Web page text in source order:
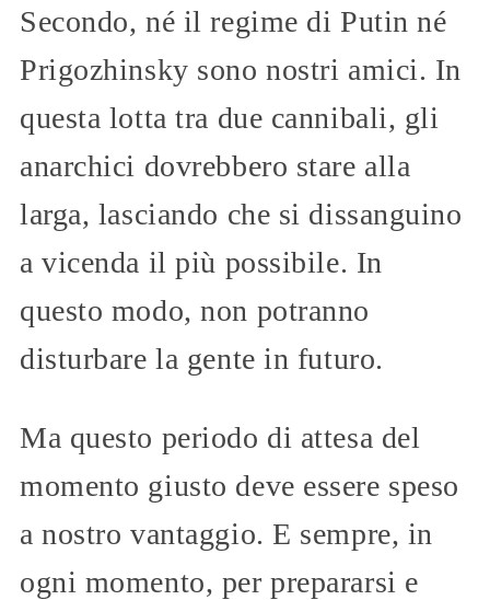
Secondo, né il regime di Putin né
Prigozhinsky sono nostri amici. In
questa lotta tra due cannibali, gli
anarchici dovrebbero stare alla
larga, lasciando che si dissanguino
a vicenda il più possibile. In
questo modo, non potranno
disturbare la gente in futuro.
Ma questo periodo di attesa del
momento giusto deve essere speso
a nostro vantaggio. E sempre, in
ogni momento, per prepararsi e